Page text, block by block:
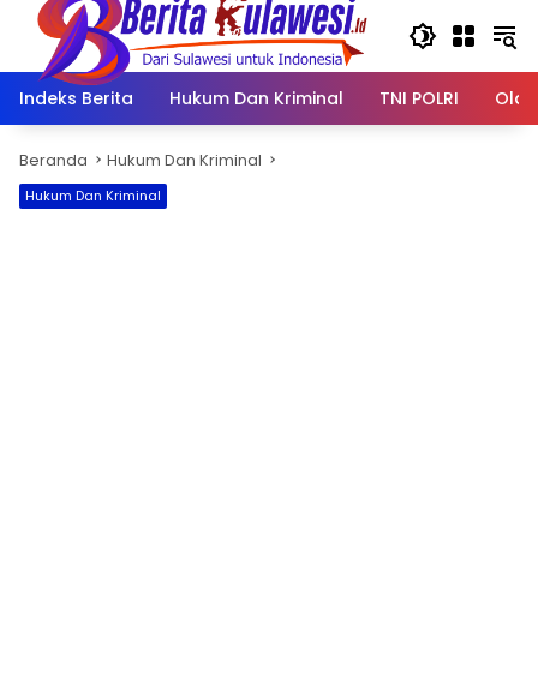
Langsung
konten
Indeks Berita
Hukum Dan Kriminal TNI POLRI
Beranda Hukum Dan Kriminal
Hukum Dan Kriminal